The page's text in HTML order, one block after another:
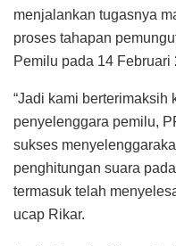
menjalankan tugasnya
proses tahapan
Pemilu pada 14 Februari
“Jadi kami berterimaksih
penyelenggara pemilu,
sukses
penghitungan suara
termasuk telah
ucap Rikar.